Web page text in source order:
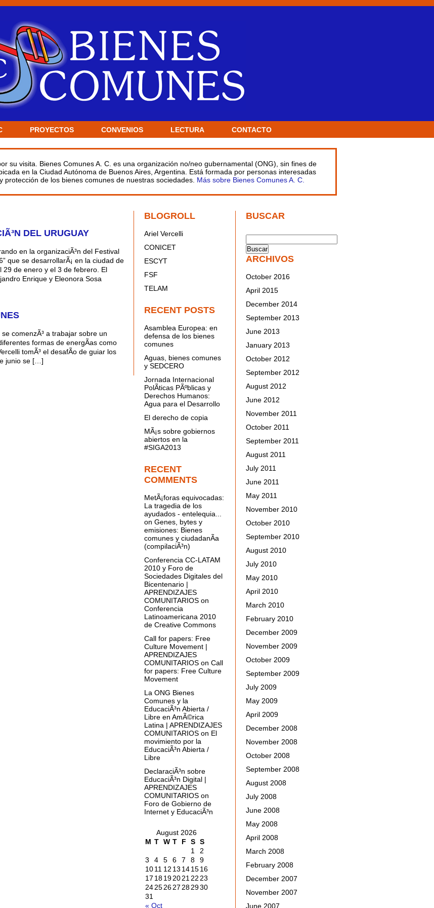
PROYECTOS CONVENIOS LECTURA CONTACTO
su visita. Bienes Comunes A. C. es una organización no/neo gubernamental (ONG), sin fines de
en la Ciudad Autónoma de Buenos Aires, Argentina. Está formada por personas interesadas
de los bienes comunes de nuestras sociedades. Más sobre Bienes Comunes A. C.
DEL URUGUAY
en la organizaciÃ³n del Festival
que se desarrollarÃ¡ en la ciudad de
29 de enero y el 3 de febrero. El
Enrique y Eleonora Sosa
comenzÃ³ a trabajar sobre un
formas de energÃ­as como
tomÃ³ el desafÃ­o de guiar los
junio se […]
BLOGROLL
Ariel Vercelli
CONICET
ESCYT
FSF
TELAM
RECENT POSTS
Asamblea Europea: en
defensa de los bienes
comunes
Aguas, bienes comunes
y SEDCERO
Jornada Internacional
PolÃ­ticas PÃºblicas y
Derechos Humanos:
Agua para el Desarrollo
El derecho de copia
MÃ¡s sobre gobiernos
abiertos en la
#SIGA2013
RECENT
COMMENTS
MetÃ¡foras equivocadas:
La tragedia de los
ayudados - entelequia...
on Genes, bytes y
emisiones: Bienes
comunes y ciudadanÃ­a
(compilaciÃ³n)
Conferencia CC-LATAM
2010 y Foro de
Sociedades Digitales del
Bicentenario |
APRENDIZAJES
COMUNITARIOS on
Conferencia
Latinoamericana 2010
de Creative Commons
Call for papers: Free
Culture Movement |
APRENDIZAJES
COMUNITARIOS on Call
for papers: Free Culture
Movement
La ONG Bienes
Comunes y la
EducaciÃ³n Abierta /
Libre en AmÃ©rica
Latina | APRENDIZAJES
COMUNITARIOS on El
movimiento por la
EducaciÃ³n Abierta /
Libre
DeclaraciÃ³n sobre
EducaciÃ³n Digital |
APRENDIZAJES
COMUNITARIOS on
Foro de Gobierno de
Internet y EducaciÃ³n
August 2026
M T W T F S S
« Oct
1
2
3
4 5 6 7 8
9
1011 12 13 141516
17 18192021 22 23
24252627 282930
31
BUSCAR
ARCHIVOS
October 2016
April 2015
December 2014
September 2013
June 2013
January 2013
October 2012
September 2012
August 2012
June 2012
November 2011
October 2011
September 2011
August 2011
July 2011
June 2011
May 2011
November 2010
October 2010
September 2010
August 2010
July 2010
May 2010
April 2010
March 2010
February 2010
December 2009
November 2009
October 2009
September 2009
July 2009
May 2009
April 2009
December 2008
November 2008
October 2008
September 2008
August 2008
July 2008
June 2008
May 2008
April 2008
March 2008
February 2008
December 2007
November 2007
June 2007